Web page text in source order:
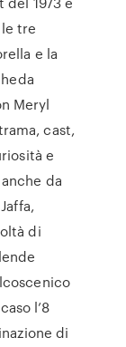
tre
e la
Meryl
cast,
e
da
di
l’8
di